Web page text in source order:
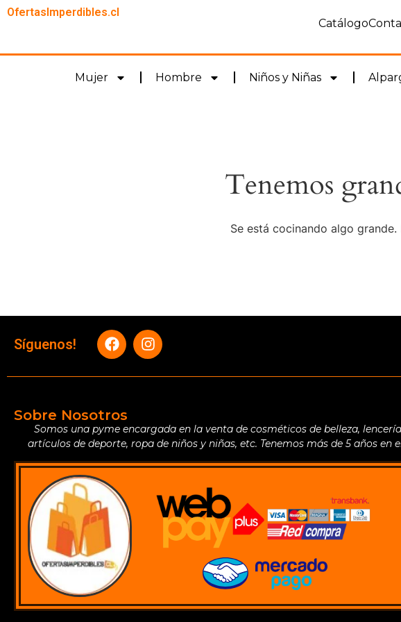
OfertasImperdibles.cl
Catálogo
Mujer Hombre Niños y Niñas
Tenemos
Se está cocinando algo
Síguenos!
Sobre Nosotros
Somos una pyme encargada en la venta de cosméticos de belleza,
artículos de deporte, ropa de niños y niñas, etc. Tenemos más de 5 años en